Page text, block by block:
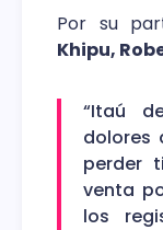
Por su
Khipu,
“Itaú
dolores
perder
venta
los